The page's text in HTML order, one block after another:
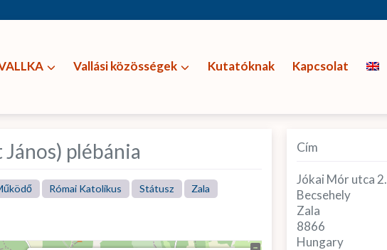
Vallási közösségek Kutatóknak Kapcsolat
plébánia
Római Katolikus Státusz Zala
Cím
Jókai Mór utca 2.
Becsehely
Zala
8866
Hungary